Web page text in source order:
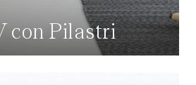
con Pilastri